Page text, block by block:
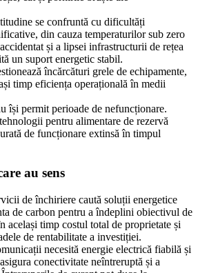
se confruntă cu dificultăți
din cauza temperaturilor sub zero
și a lipsei infrastructurii de rețea
un suport energetic stabil.
încărcături grele de echipamente,
timp eficiența operațională în medii
își permit perioade de nefuncționare.
pentru alimentare de rezervă
de funcționare extinsă în timpul
au sens
de închiriere caută soluții energetice
de carbon pentru a îndeplini obiectivul de
același timp costul total de proprietate și
de rentabilitate a investiției.
necesită energie electrică fiabilă și
conectivitate neîntreruptă și a